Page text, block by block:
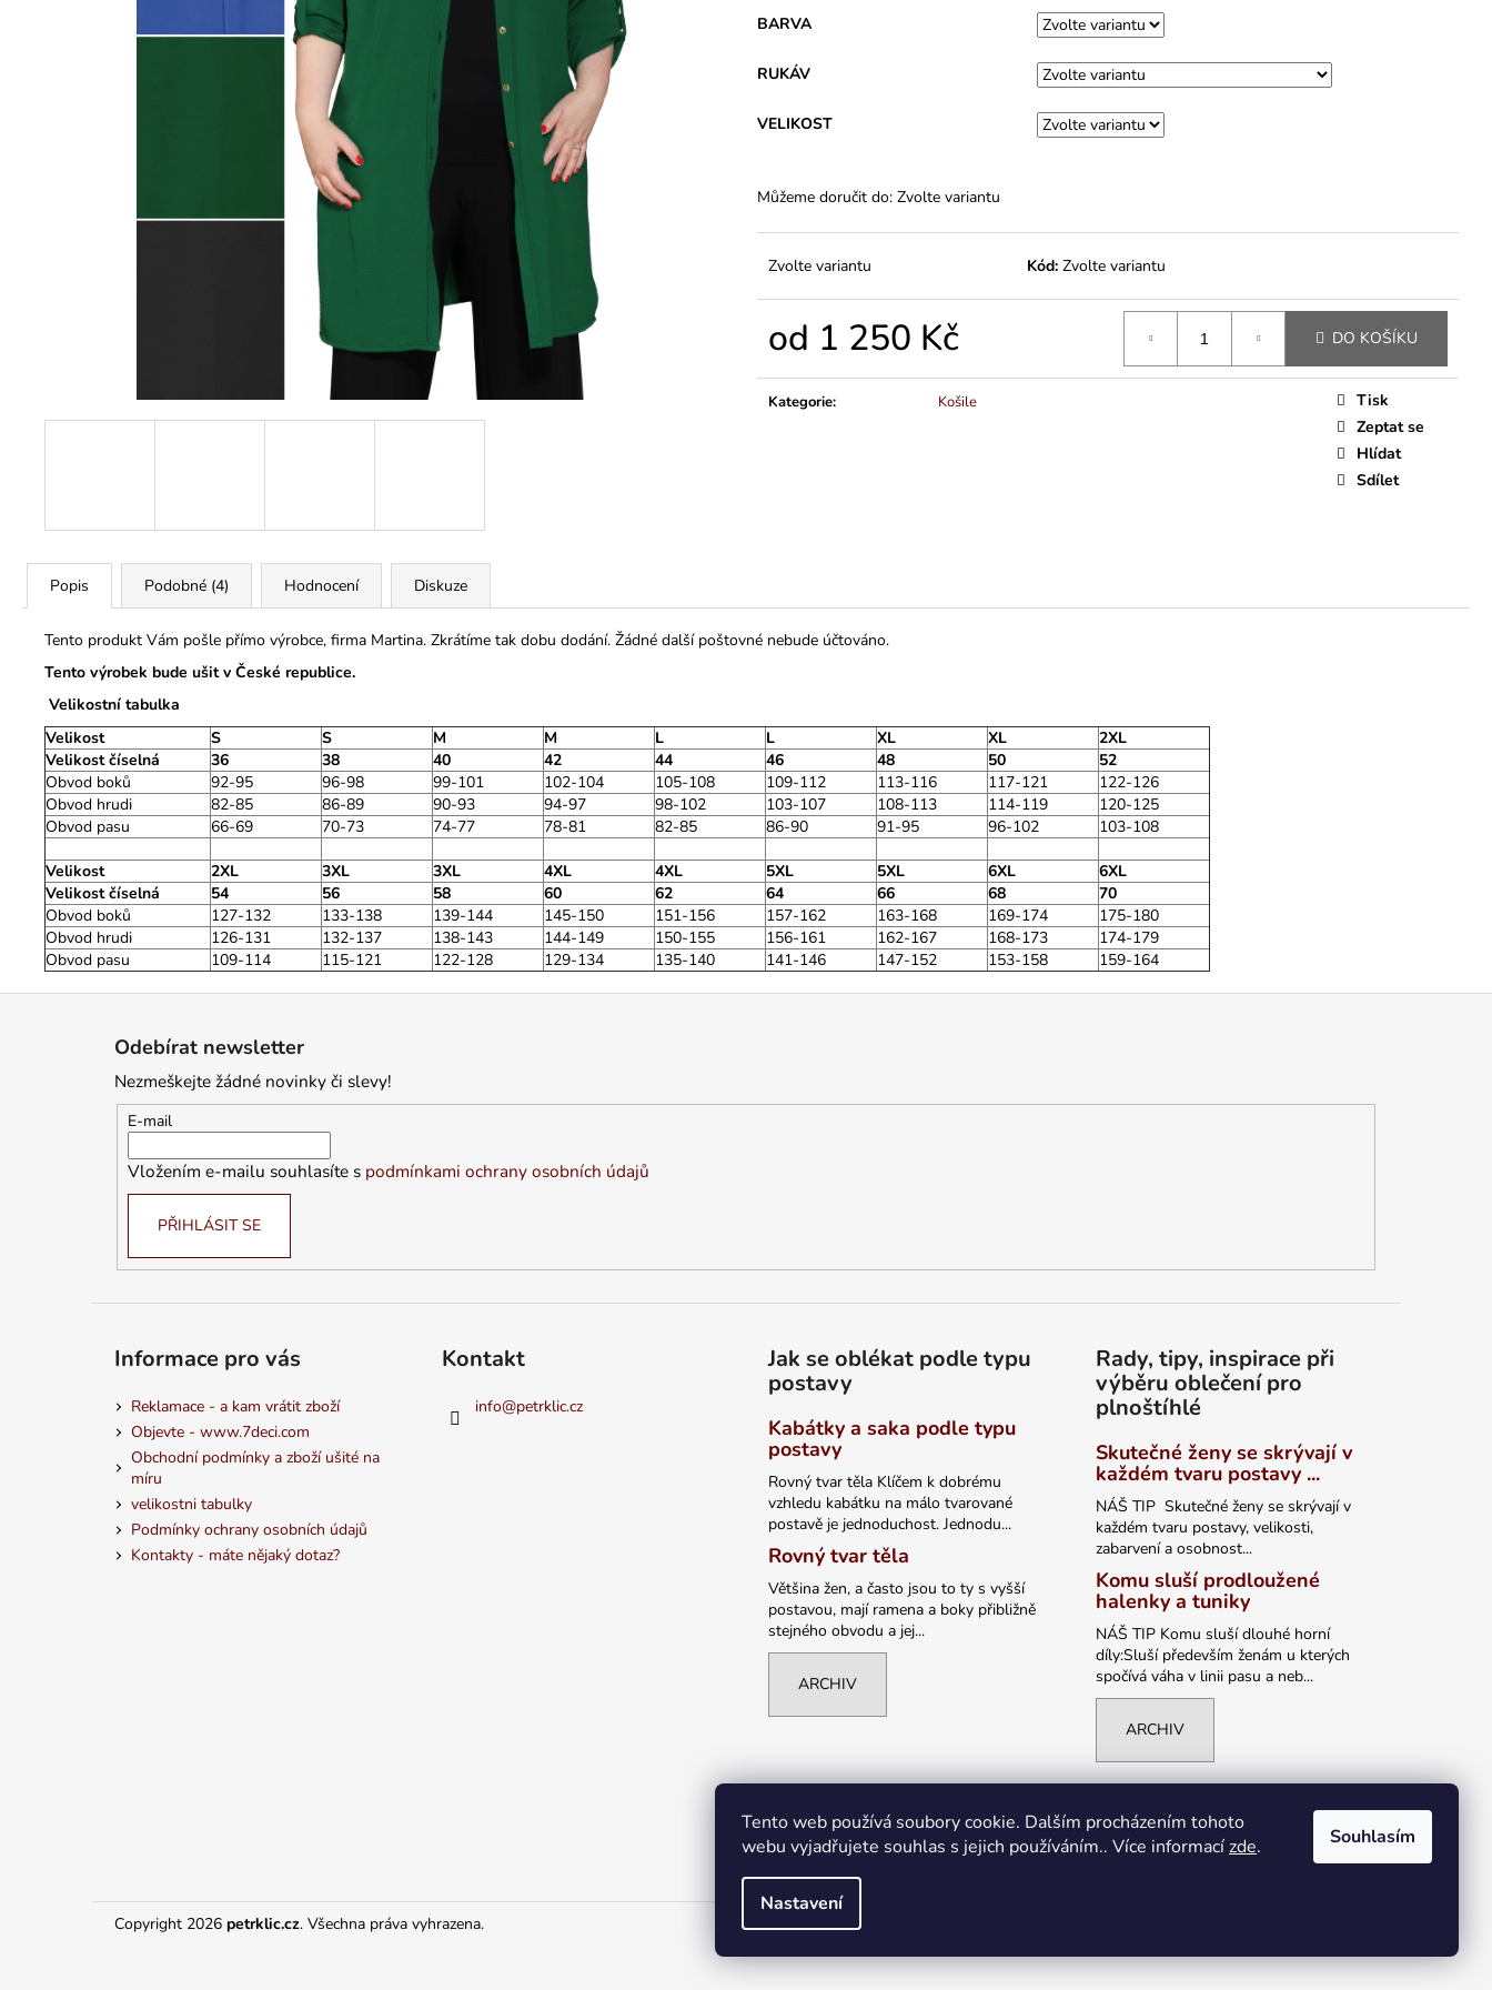
Tento web používá soubory cookie. Dalším procházením tohoto
webu vyjadřujete souhlas s jejich používáním.. Více informacízde.
Nastavení
Souhlasím
BARVA
RUKÁV
VELIKOST
Můžeme doručit do: Zvolte variantu
Zvolte variantu Kód: Zvolte variantu
od 1 250 Kč DO KOŠÍKU
Kategorie: Košile
Tisk
Zeptat se
Hlídat
Sdílet
Popis Podobné (4) Hodnocení Diskuze
Tento produkt Vám pošle přímo výrobce, firma Martina. Zkrátíme tak dobu dodání. Žádné další poštovné nebude účtováno.
Tento výrobek bude ušit v České republice.
Velikostní tabulka
Velikost
S S M M L L XL XL
2XL
Velikost číselná
36 38 40 42 44 46 48 50
52
Obvod boků
92-95 96-98 99-101 102-104 105-108 109-112 113-116 117-121
122-126
Obvod hrudi
82-85 86-89 90-93 94-97 98-102 103-107 108-113 114-119
120-125
Obvod pasu
66-69 70-73 74-77 78-81 82-85 86-90 91-95 96-102 103-108
Velikost 2XL 3XL 3XL 4XL 4XL 5XL 5XL 6XL
6XL
Velikost číselná
54 56 58 60 62 64 66 68
70
Obvod boků
127-132 133-138 139-144 145-150 151-156 157-162 163-168 169-174
175-180
Obvod hrudi
126-131 132-137 138-143 144-149 150-155 156-161 162-167 168-173
174-179
Obvod pasu
109-114 115-121 122-128 129-134 135-140 141-146 147-152 153-158 159-164
1 290 Kč
1 200 Kč
Odebírat newsletter
Nezmeškejte žádné novinky či slevy!
E-mail
Vložením e-mailu souhlasíte s podmínkami ochrany osobních údajů
PŘIHLÁSIT SE
Informace pro vás
Reklamace - a kam vrátit zboží
Objevte - www.7deci.com
Obchodní podmínky a zboží ušité na
míru
velikostni tabulky
Podmínky ochrany osobních údajů
Kontakty - máte nějaký dotaz?
Kontakt
info@petrklic.cz
Jak se oblékat podle typu
postavy
Kabátky a saka podle typu
postavy
Rovný tvar těla Klíčem k dobrému
vzhledu kabátku na málo tvarované
postavě je jednoduchost. Jednodu...
Rovný tvar těla
Většina žen, a často jsou to ty s vyšší
postavou, mají ramena a boky přibližně
stejného obvodu a jej...
ARCHIV
Rady, tipy, inspirace při
výběru oblečení pro
plnoštíhlé
Skutečné ženy se skrývají v
každém tvaru postavy ...
NÁŠ TIP Skutečné ženy se skrývají v
každém tvaru postavy, velikosti,
zabarvení a osobnost...
Komu sluší prodloužené
halenky a tuniky
NÁŠ TIP Komu sluší dlouhé horní
díly:Sluší především ženám u kterých
spočívá váha v linii pasu a neb...
ARCHIV
Copyright 2026 petrklic.cz. Všechna práva vyhrazena.